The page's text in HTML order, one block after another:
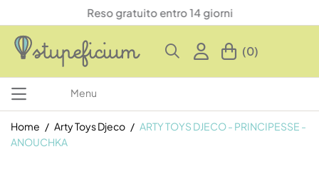
Reso gratuito entro 14 giorni
(0)
Menu
Home Arty Toys Djeco
ARTY TOYS DJECO - PRINCIPESSE -
ANOUCHKA